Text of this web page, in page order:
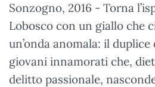
Sonzogno, 2016 - Torna
Lobosco con un giallo che
un’onda anomala: il
giovani innamorati che,
delitto passionale,